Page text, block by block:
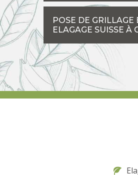
POSE DE
ELAGAGE SUISSE À